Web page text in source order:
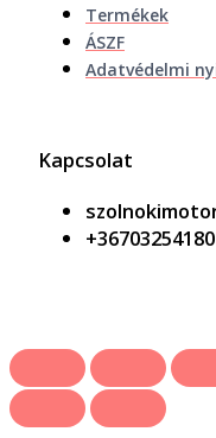
Termékek
ÁSZF
Adatvédelmi
Kapcsolat
+36703254180